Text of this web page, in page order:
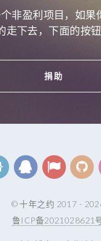
非盈利项目，如果
走下去，下面的按钮
捐助
© 十年之约 2017 -
鲁ICP备2021028621